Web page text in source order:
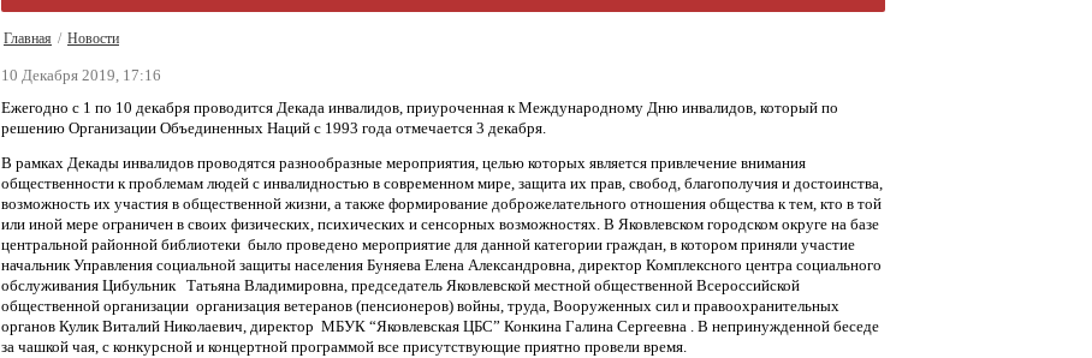
Главная / Новости
10 Декабря 2019, 17:16
Ежегодно с 1 по 10 декабря проводится Декада инвалидов, приуроченная к Международному Дню инвалидов, который по
решению Организации Объединенных Наций с 1993 года отмечается 3 декабря.
В рамках Декады инвалидов проводятся разнообразные мероприятия, целью которых является привлечение внимания
общественности к проблемам людей с инвалидностью в современном мире, защита их прав, свобод, благополучия и достоинства,
возможность их участия в общественной жизни, а также формирование доброжелательного отношения общества к тем, кто в той
или иной мере ограничен в своих физических, психических и сенсорных возможностях. В Яковлевском городском округе на базе
центральной районной библиотеки было проведено мероприятие для данной категории граждан, в котором приняли участие
начальник Управления социальной защиты населения Буняева Елена Александровна, директор Комплексного центра социального
обслуживания Цибульник Татьяна Владимировна, председатель Яковлевской местной общественной Всероссийской
общественной организации организация ветеранов (пенсионеров) войны, труда, Вооруженных сил и правоохранительных
органов Кулик Виталий Николаевич, директор МБУК “Яковлевская ЦБС” Конкина Галина Сергеевна . В непринужденной беседе
за чашкой чая, с конкурсной и концертной программой все присутствующие приятно провели время.